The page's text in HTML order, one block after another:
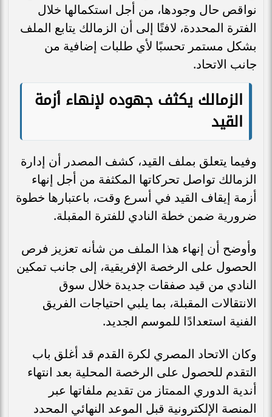
نواقص حال وجودها، من أجل استكمالها خلال
الفترة المحددة، لافتًا إلى أن الزمالك يتابع الملف
بشكل مستمر تحسبًا لأي طلبات إضافية من
جانب الاتحاد.
الزمالك يكثف جهوده لإنهاء أزمة
القيد
وفيما يتعلق بملف القيد، كشف المصدر أن إدارة
الزمالك تواصل تحركاتها المكثفة من أجل إنهاء
أزمة إيقاف القيد في أسرع وقت، باعتبارها خطوة
ضرورية ضمن خطة النادي للفترة المقبلة.
وأوضح أن إنهاء هذا الملف من شأنه تعزيز فرص
الحصول على الرخصة الإفريقية، إلى جانب تمكين
النادي من قيد صفقات جديدة خلال سوق
الانتقالات المقبلة، بما يلبي احتياجات الفريق
الفنية استعدادًا للموسم الجديد.
وكان الاتحاد المصري لكرة القدم قد أغلق باب
التقدم للحصول على الرخصة المحلية بعد انتهاء
أندية الدوري الممتاز من تقديم ملفاتها عبر
المنصة الإلكترونية قبل الموعد النهائي المحدد